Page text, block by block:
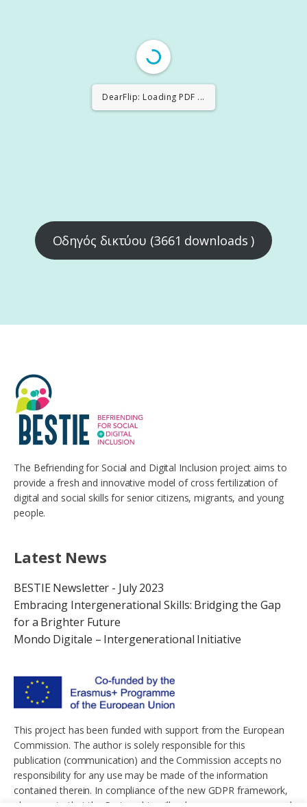
DearFlip: Loading PDF ...
Οδηγός δικτύου (3661 downloads )
The Befriending for Social and Digital Inclusion project aims to
provide a fresh and innovative model of cross fertilization of
digital and social skills for senior citizens, migrants, and young
people.
Latest News
BESTIE Newsletter - July 2023
Embracing Intergenerational Skills: Bridging the Gap
for a Brighter Future
Mondo Digitale – Intergenerational Initiative
This project has been funded with support from the European
Commission. The author is solely responsible for this
publication (communication) and the Commission accepts no
responsibility for any use may be made of the information
contained therein. In compliance of the new GDPR framework,